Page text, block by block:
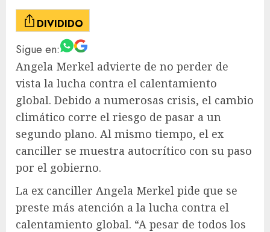
DIVIDIDO
Sigue en:
Angela Merkel advierte de no perder de
vista la lucha contra el calentamiento
global. Debido a numerosas crisis, el cambio
climático corre el riesgo de pasar a un
segundo plano. Al mismo tiempo, el ex
canciller se muestra autocrítico con su paso
por el gobierno.
La ex canciller Angela Merkel pide que se
preste más atención a la lucha contra el
calentamiento global. “A pesar de todos los